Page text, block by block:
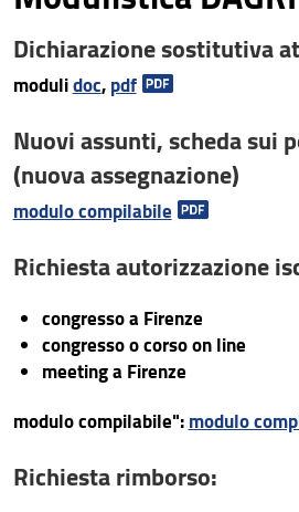
Dichiarazione sostitutiva
modulidoc, pdf
Nuovi assunti, scheda sui
(nuova assegnazione)
modulo compilabile
Richiesta autorizzazione
congresso a Firenze
congresso o corso on line
meeting a Firenze
modulo compilabile": modulo
Richiesta rimborso: